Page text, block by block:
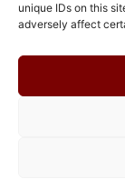
unique IDs on this
adversely affect
Gefällt Dir
Autor!